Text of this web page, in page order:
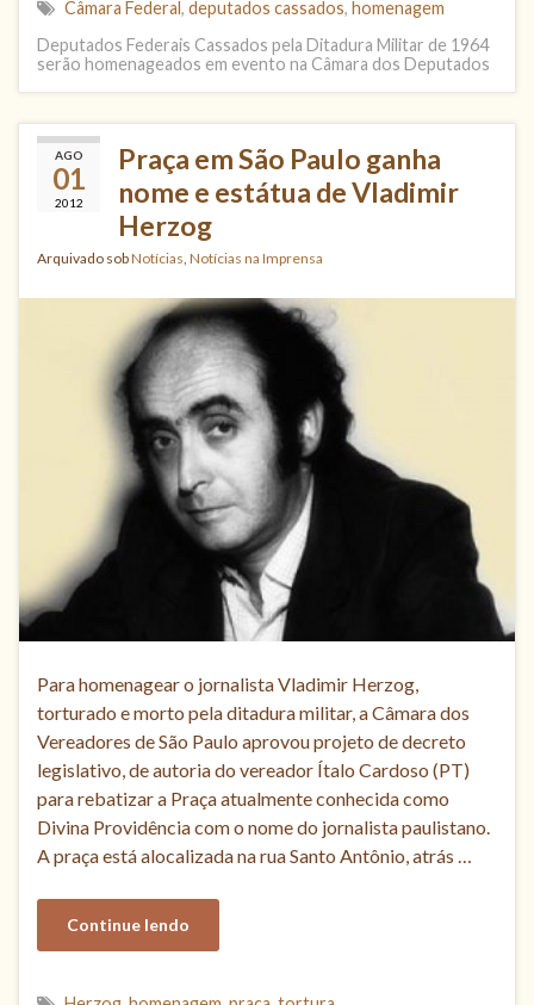
Câmara Federal, deputados cassados, homenagem
Deputados Federais Cassados pela Ditadura Militar de 1964
serão homenageados em evento na Câmara dos Deputados
AGO
01
2012
Praça em São Paulo ganha
nome e estátua de Vladimir
Herzog
Arquivado sobNotícias Notícias na Imprensa
Para homenagear o jornalista Vladimir Herzog,
torturado e morto pela ditadura militar, a Câmara dos
Vereadores de São Paulo aprovou projeto de decreto
legislativo, de autoria do vereador Ítalo Cardoso (PT)
para rebatizar a Praça atualmente conhecida como
Divina Providência com o nome do jornalista paulistano.
A praça está alocalizada na rua Santo Antônio, atrás …
Continue lendo